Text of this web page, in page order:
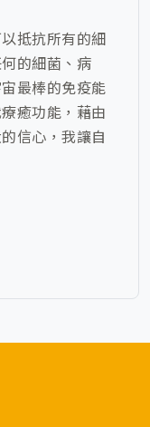
抵抗所有的細
的細菌、病
最棒的免疫能
癒功能，藉由
信心，我讓自